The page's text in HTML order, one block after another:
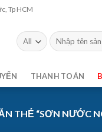
Tp HCM
Tìm
kiếm:
THANH TOÁN
THẺ “SƠN NƯỚC